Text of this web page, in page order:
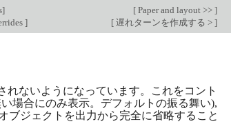
] [ Paper and layout >> ]
] [ 遅れターンを作成する > ]
ないようになっています。これをコント
場合にのみ表示。デフォルトの振る舞い),
ブジェクトを出力から完全に省略すること